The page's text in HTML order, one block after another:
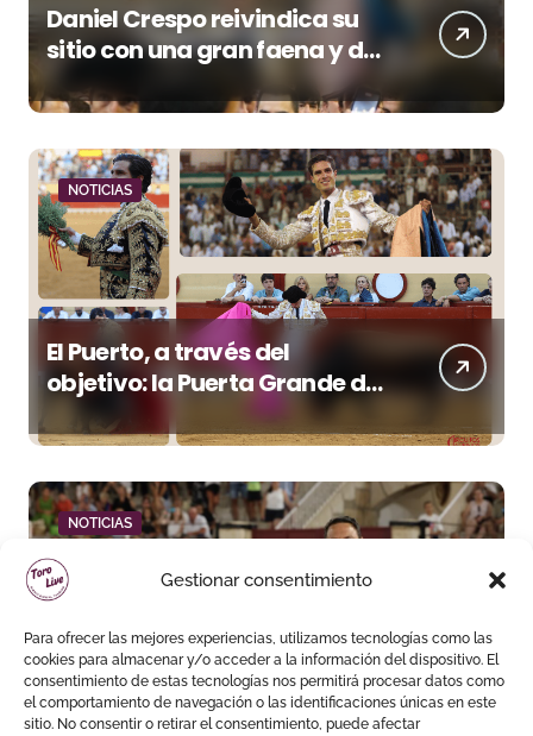
Gestionar consentimiento
Para ofrecer las mejores experiencias, utilizamos tecnologías como las
cookies para almacenar y/o acceder a la información del dispositivo. El
consentimiento de estas tecnologías nos permitirá procesar datos como
el comportamiento de navegación o las identificaciones únicas en este
sitio. No consentir o retirar el consentimiento, puede afectar
Daniel Crespo reivindica su
sitio con una gran faena y dos
orejas
NOTICIAS
El Puerto, a través del
objetivo: la Puerta Grande de
Crespo y el aroma de
Morante
NOTICIAS
‘Leguiche’ conquista La
Malagueta en una noche de